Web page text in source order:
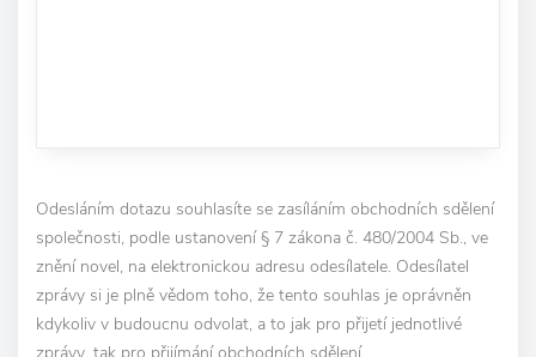
Odesláním dotazu souhlasíte se zasíláním obchodních sdělení
společnosti, podle ustanovení § 7 zákona č. 480/2004 Sb., ve
znění novel, na elektronickou adresu odesílatele. Odesílatel
zprávy si je plně vědom toho, že tento souhlas je oprávněn
kdykoliv v budoucnu odvolat, a to jak pro přijetí jednotlivé